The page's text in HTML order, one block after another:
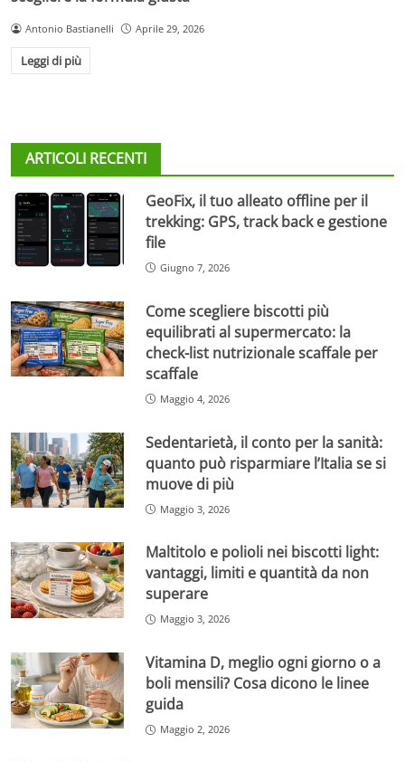
Antonio Bastianelli Aprile 29, 2026
Leggi di più
ARTICOLI RECENTI
GeoFix, il tuo alleato offline per il
trekking: GPS, track back e gestione
file
Giugno 7, 2026
Come scegliere biscotti più
equilibrati al supermercato: la
check-list nutrizionale scaffale per
scaffale
Maggio 4, 2026
Sedentarietà, il conto per la sanità:
quanto può risparmiare l’Italia se si
muove di più
Maggio 3, 2026
Maltitolo e polioli nei biscotti light:
vantaggi, limiti e quantità da non
superare
Maggio 3, 2026
Vitamina D, meglio ogni giorno o a
boli mensili? Cosa dicono le linee
guida
Maggio 2, 2026